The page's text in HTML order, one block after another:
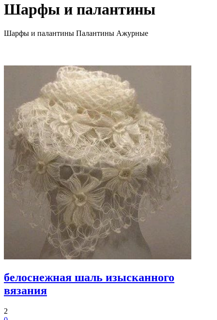
Шарфы и палантины
Шарфы и палантины Палантины Ажурные
белоснежная шаль изысканного
вязания
2